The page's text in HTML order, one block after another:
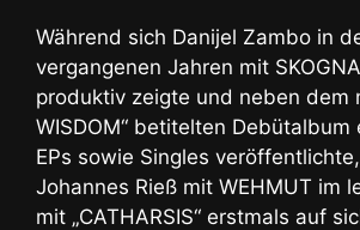
Während sich Danijel Zambo in
vergangenen Jahren mit
produktiv zeigte und neben dem
WISDOM“ betitelten Debütalbum
EPs sowie Singles
Johannes Rieß mit WEHMUT im
mit „CATHARSIS“ erstmals auf